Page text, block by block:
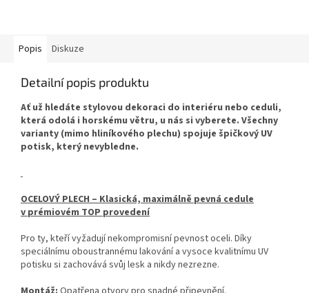
Popis Diskuze
Detailní popis produktu
Ať už hledáte stylovou dekoraci do interiéru nebo ceduli,
která odolá i horskému větru, u nás si vyberete. Všechny
varianty (mimo hliníkového plechu) spojuje špičkový UV
potisk, který nevybledne.
OCELOVÝ PLECH – Klasická, maximálně pevná cedule
v prémiovém TOP provedení
Pro ty, kteří vyžadují nekompromisní pevnost oceli. Díky
speciálnímu oboustrannému lakování a vysoce kvalitnímu UV
potisku si zachovává svůj lesk a nikdy nezrezne.